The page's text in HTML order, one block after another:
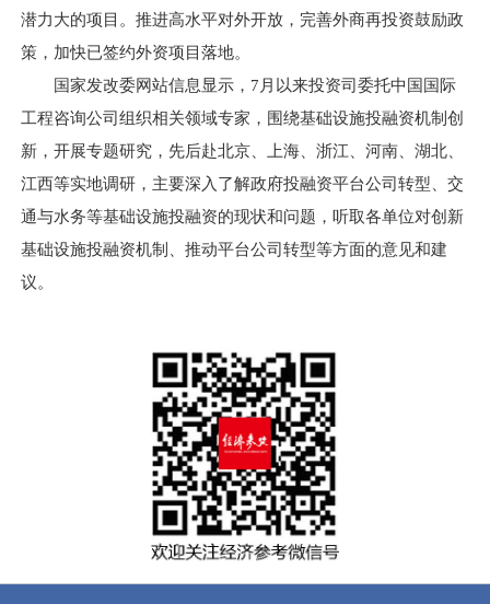
潜力大的项目。推进高水平对外开放，完善外商再投资鼓励政
策，加快已签约外资项目落地。
国家发改委网站信息显示，7月以来投资司委托中国国际
工程咨询公司组织相关领域专家，围绕基础设施投融资机制创
新，开展专题研究，先后赴北京、上海、浙江、河南、湖北、
江西等实地调研，主要深入了解政府投融资平台公司转型、交
通与水务等基础设施投融资的现状和问题，听取各单位对创新
基础设施投融资机制、推动平台公司转型等方面的意见和建
议。